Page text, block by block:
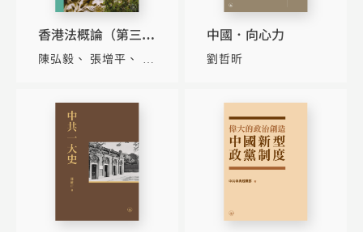
香港法概論（第三
版）（修訂版）
陳弘毅 張增平
陳
中國．向心力
劉哲昕